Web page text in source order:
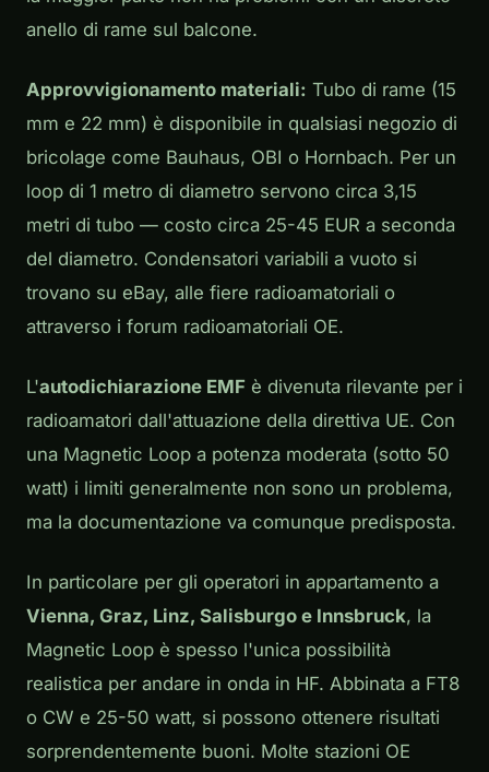
anello di rame sul balcone.
Approvvigionamento materiali: Tubo di rame (15
mm e 22 mm) è disponibile in qualsiasi negozio di
bricolage come Bauhaus, OBI o Hornbach. Per un
loop di 1 metro di diametro servono circa 3,15
metri di tubo — costo circa 25-45 EUR a seconda
del diametro. Condensatori variabili a vuoto si
trovano su eBay, alle fiere radioamatoriali o
attraverso i forum radioamatoriali OE.
L'autodichiarazione EMF è divenuta rilevante per i
radioamatori dall'attuazione della direttiva UE. Con
una Magnetic Loop a potenza moderata (sotto 50
watt) i limiti generalmente non sono un problema,
ma la documentazione va comunque predisposta.
In particolare per gli operatori in appartamento a
Vienna, Graz, Linz, Salisburgo e Innsbruck, la
Magnetic Loop è spesso l'unica possibilità
realistica per andare in onda in HF. Abbinata a FT8
o CW e 25-50 watt, si possono ottenere risultati
sorprendentemente buoni. Molte stazioni OE